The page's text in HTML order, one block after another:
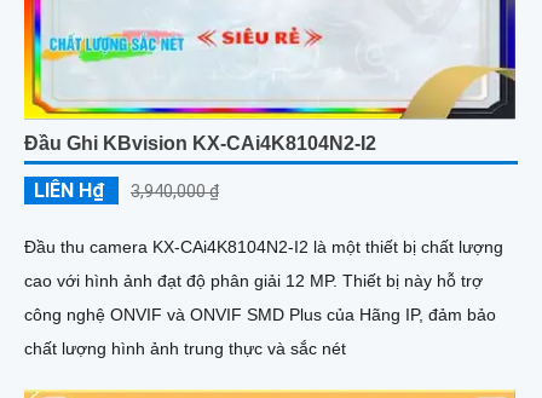
Đầu Ghi KBvision KX-CAi4K8104N2-I2
LIÊN H₫ 3,940,000 ₫
Đầu thu camera KX-CAi4K8104N2-I2 là một thiết bị chất lượng
cao với hình ảnh đạt độ phân giải 12 MP. Thiết bị này hỗ trợ
công nghệ ONVIF và ONVIF SMD Plus của Hãng IP, đảm bảo
chất lượng hình ảnh trung thực và sắc nét